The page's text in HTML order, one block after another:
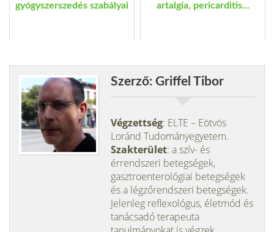
gyógyszerszedés szabályai
artalgia, pericarditis...
Szerző: Griffel Tibor
Végzettség: ELTE – Eötvös
Loránd Tudományegyetem.
Szakterület: a szív- és
érrendszeri betegségek,
gasztroenterológiai betegségek
és a légzőrendszeri betegségek.
Jelenleg reflexológus, életmód és
tanácsadó terapeuta